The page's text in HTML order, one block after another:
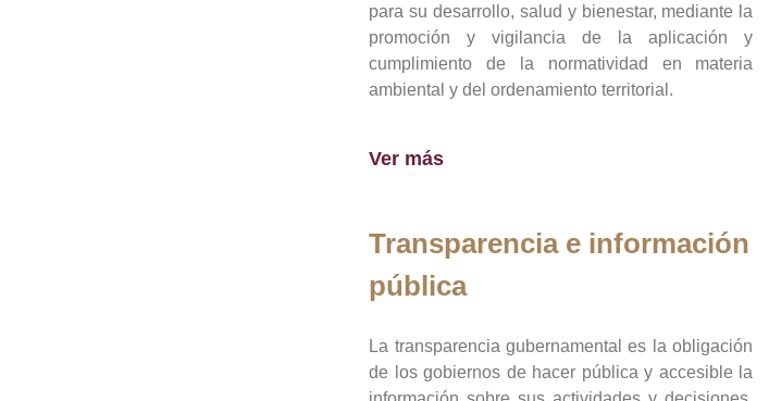
para su desarrollo, salud y bienestar, mediante la
promoción y vigilancia de la aplicación y
cumplimiento de la normatividad en materia
ambiental y del ordenamiento territorial.
Ver más
Transparencia e información
pública
La transparencia gubernamental es la obligación
de los gobiernos de hacer pública y accesible la